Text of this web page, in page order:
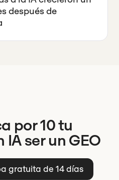
después de
por 10 tu
ser un GEO
gratuita de 14 días